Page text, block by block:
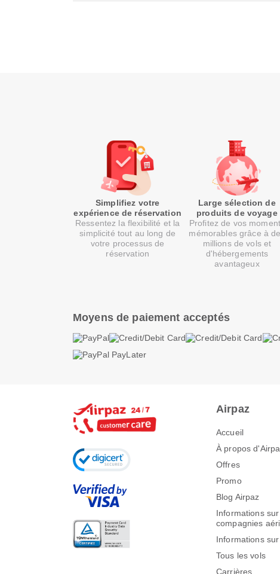
Simplifiez votre
expérience de réservation
Ressentez la flexibilité et la
simplicité tout au long de
votre processus de
réservation
Large sélection de
produits de voyage
Profitez de vos
mémorables grâce à
millions de vols et
d'hébergements
avantageux
Moyens de paiement acceptés
Airpaz
Accueil
À propos
Offres
Promo
Blog Airpaz
Informations
compagnies
Informations
Tous les vols
Carrières